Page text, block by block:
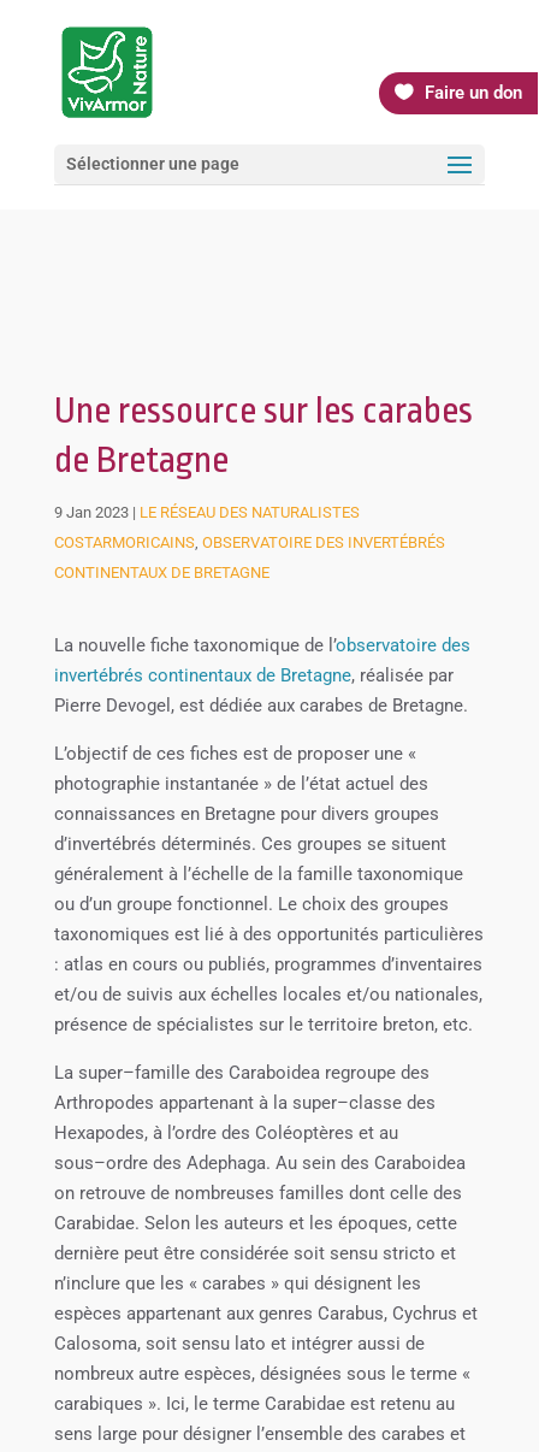
Faire un don
Sélectionner une page
Une ressource sur les carabes
de Bretagne
9 Jan 2023| LE RÉSEAU DES NATURALISTES
COSTARMORICAINS, OBSERVATOIRE DES INVERTÉBRÉS
CONTINENTAUX DE BRETAGNE
La nouvelle fiche taxonomique de l’observatoire des
invertébrés continentaux de Bretagne, réalisée par
Pierre Devogel, est dédiée aux carabes de Bretagne.
L’objectif de ces fiches est de proposer une «
photographie instantanée » de l’état actuel des
connaissances en Bretagne pour divers groupes
d’invertébrés déterminés. Ces groupes se situent
généralement à l’échelle de la famille taxonomique
ou d’un groupe fonctionnel. Le choix des groupes
taxonomiques est lié à des opportunités particulières
: atlas en cours ou publiés, programmes d’inventaires
et/ou de suivis aux échelles locales et/ou nationales,
présence de spécialistes sur le territoire breton, etc.
La super–famille des Caraboidea regroupe des
Arthropodes appartenant à la super–classe des
Hexapodes, à l’ordre des Coléoptères et au
sous–ordre des Adephaga. Au sein des Caraboidea
on retrouve de nombreuses familles dont celle des
Carabidae. Selon les auteurs et les époques, cette
dernière peut être considérée soit sensu stricto et
n’inclure que les « carabes » qui désignent les
espèces appartenant aux genres Carabus, Cychrus et
Calosoma, soit sensu lato et intégrer aussi de
nombreux autre espèces, désignées sous le terme «
carabiques ». Ici, le terme Carabidae est retenu au
sens large pour désigner l’ensemble des carabes et